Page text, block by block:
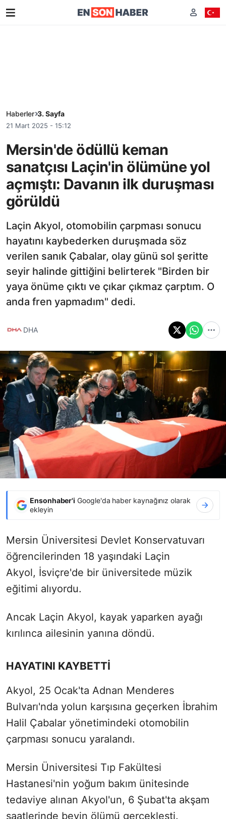
Haberler 3. Sayfa
21 Mart 2025 - 15:12
Mersin'de ödüllü keman
sanatçısı Laçin'in ölümüne yol
açmıştı: Davanın ilk duruşması
görüldü
Laçin Akyol, otomobilin çarpması sonucu
hayatını kaybederken duruşmada söz
verilen sanık Çabalar, olay günü sol şeritte
seyir halinde gittiğini belirterek "Birden bir
yaya önüme çıktı ve çıkar çıkmaz çarptım. O
anda fren yapmadım" dedi.
DHA
Ensonhaber'i Google'da haber kaynağınız olarak
ekleyin
Mersin Üniversitesi Devlet Konservatuvarı
öğrencilerinden 18 yaşındaki Laçin
Akyol, İsviçre'de bir üniversitede müzik
eğitimi alıyordu.
Ancak Laçin Akyol, kayak yaparken ayağı
kırılınca ailesinin yanına döndü.
HAYATINI KAYBETTİ
Akyol, 25 Ocak'ta Adnan Menderes
Bulvarı'nda yolun karşısına geçerken İbrahim
Halil Çabalar yönetimindeki otomobilin
çarpması sonucu yaralandı.
Mersin Üniversitesi Tıp Fakültesi
Hastanesi'nin yoğum bakım ünitesinde
tedaviye alınan Akyol'un, 6 Şubat'ta akşam
saatlerinde beyin ölümü gerçekleşti.